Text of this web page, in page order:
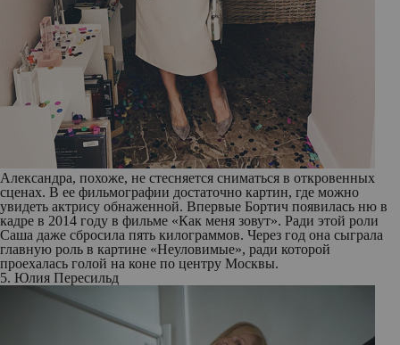
Александра, похоже, не стесняется сниматься в откровенных
сценах. В ее фильмографии достаточно картин, где можно
увидеть актрису обнаженной. Впервые Бортич появилась ню в
кадре в 2014 году в фильме «Как меня зовут». Ради этой роли
Саша даже сбросила пять килограммов. Через год она сыграла
главную роль в картине «Неуловимые», ради которой
проехалась голой на коне по центру Москвы.
5. Юлия Пересильд